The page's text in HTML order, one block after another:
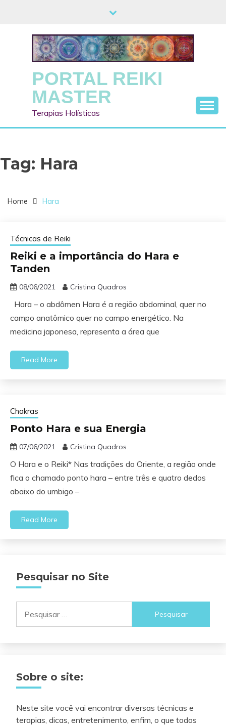
PORTAL REIKI
MASTER
Terapias Holísticas
Tag: Hara
Home Hara
Técnicas de Reiki
Reiki e a importância do Hara e
Tanden
08/06/2021 Cristina Quadros
Hara – o abdômen Hara é a região abdominal, quer no
campo anatômico quer no campo energético. Na
medicina japonesa, representa a área que
Read More
Chakras
Ponto Hara e sua Energia
07/06/2021 Cristina Quadros
O Hara e o Reiki* Nas tradições do Oriente, a região onde
fica o chamado ponto hara – entre três e quatro dedos
abaixo do umbigo –
Read More
Pesquisar no Site
por:
Sobre o site:
Neste site você vai encontrar diversas técnicas e
terapias, dicas, entretenimento, enfim, o que todos